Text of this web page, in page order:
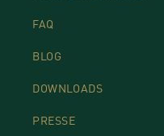
FAQ
BLOG
DOWNLOADS
PRESSE